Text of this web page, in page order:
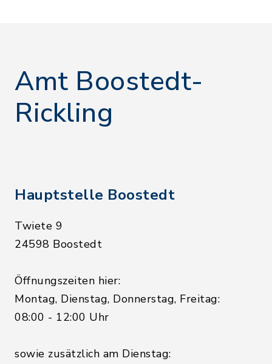
Amt Boostedt-
Rickling
Hauptstelle Boostedt
Twiete 9
24598 Boostedt
Öffnungszeiten hier:
Montag, Dienstag, Donnerstag, Freitag:
08:00 - 12:00 Uhr
sowie zusätzlich am Dienstag: